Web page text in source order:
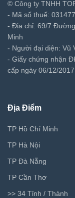
© Công ty TNHH
- Mã số thuế:
- Địa chỉ: 69/7
Minh
- Người đại diện: Vũ
- Giấy chứng nhận
cấp ngày 06/12/2017
Địa Điểm
TP Hồ Chí Minh
TP Hà Nội
TP Đà Nẵng
TP Cần Thơ
>> 34 Tỉnh / Thành